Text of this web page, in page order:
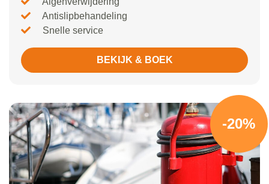
Antislipbehandeling
Snelle service
BEKIJK & BOEK
-20%